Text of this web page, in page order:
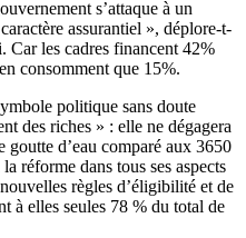
s’attaque à un
assurantiel », déplore-t-
Car les cadres financent 42%
consomment que 15%.
politique sans doute
des riches » : elle ne dégagera
d’eau comparé aux 3650
réforme dans tous ses aspects
règles d’éligibilité et de
à elles seules 78 % du total de